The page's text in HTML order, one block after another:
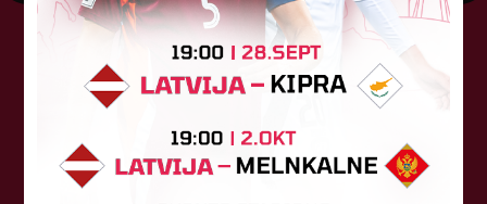
Tehniskais sponsors